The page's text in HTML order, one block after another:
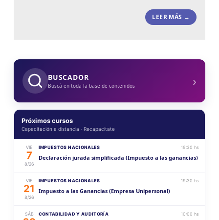
LEER MÁS →
BUSCADOR
Buscá en toda la base de contenidos ›
Próximos cursos
Capacitación a distancia · Recapacitate
VIE
7
8/26
IMPUESTOS NACIONALES 19:30 hs
Declaración jurada simplificada (Impuesto a las ganancias)
VIE
21
8/26
IMPUESTOS NACIONALES 19:30 hs
Impuesto a las Ganancias (Empresa Unipersonal)
SÁB CONTABILIDAD Y AUDITORÍA 10:00 hs